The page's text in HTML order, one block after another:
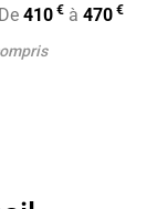
De 410 € à 470 €